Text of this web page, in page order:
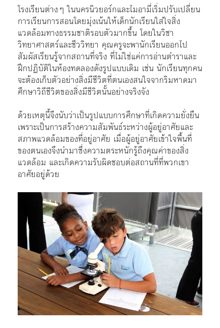
โรงเรียนต่างๆ ในนครนิวยอร์กและไมอามี่เริ่มปรับเปลี่ยน
การเรียนการสอนโดยมุ่งเน้นให้เด็กนักเรียนใส่ใจสิ่ง
แวดล้อมทางธรรมชาติรอบตัวมากขึ้น โดยในวิชา
วิทยาศาสตร์และชีววิทยา คุณครูจะพานักเรียนออกไป
สัมผัสเรียนรู้จากสถานที่จริง ที่ไม่ใช่แค่การอ่านตำราและ
ฝึกปฏิบัติในห้องทดลองดังรูปแบบเดิม เช่น นักเรียนทุกคน
จะต้องเก็บตัวอย่างสิ่งมีชีวิตที่ตนเองสนใจจากริมหาดมา
ศึกษาวิถีชีวิตของสิ่งมีชีวิตนั้นอย่างจริงจัง
ด้วยเหตุนี้จึงนับว่าเป็นรูปแบบการศึกษาที่เกิดความยั่งยืน
เพราะเป็นการสร้างความสัมพันธ์ระหว่างผู้อยู่อาศัยและ
สภาพแวดล้อมของที่อยู่อาศัย เมื่อผู้อยู่อาศัยเข้าใจพื้นที่
ของตนเองจึงนำมาซึ่งความตระหนักรู้ถึงคุณค่าของสิ่ง
แวดล้อม และเกิดความรับผิดชอบต่อสถานที่ที่พวกเขา
อาศัยอยู่ด้วย